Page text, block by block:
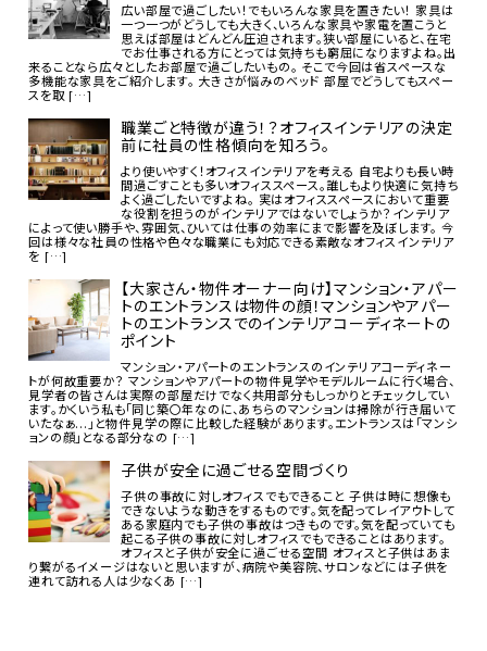
広い部屋で過ごしたい！でもいろんな家具を置きたい！ 家具は
一つ一つがどうしても大きく、いろんな家具や家電を置こうと
思えば部屋はどんどん圧迫されます。狭い部屋にいると、在宅
でお仕事される方にとっては気持ちも窮屈になりますよね。出
来ることなら広々としたお部屋で過ごしたいもの。 そこで今回は省スペースな
多機能な家具をご紹介します。 大きさが悩みのベッド 部屋でどうしてもスペー
スを取 […]
職業ごと特徴が違う！？オフィスインテリアの決定
前に社員の性格傾向を知ろう。
より使いやすく！オフィスインテリアを考える 自宅よりも長い時
間過ごすことも多いオフィススペース。誰しもより快適に気持ち
よく過ごしたいですよね。 実はオフィススペースにおいて重要
な役割を担うのがインテリアではないでしょうか？インテリア
によって使い勝手や、雰囲気、ひいては仕事の効率にまで影響を及ぼします。 今
回は様々な社員の性格や色々な職業にも対応できる素敵なオフィスインテリア
を […]
【大家さん・物件オーナー向け】マンション・アパー
トのエントランスは物件の顔！マンションやアパー
トのエントランスでのインテリアコーディネートの
ポイント
マンション・アパートのエントランスのインテリアコーディネー
トが何故重要か？ マンションやアパートの物件見学やモデルルームに行く場合、
見学者の皆さんは実際の部屋だけでなく共用部分もしっかりとチェックしてい
ます。かくいう私も「同じ築〇年なのに、あちらのマンションは掃除が行き届いて
いたなぁ...」と物件見学の際に比較した経験があります。エントランスは「マンシ
ョンの顔」となる部分なの […]
子供が安全に過ごせる空間づくり
子供の事故に対しオフィスでもできること 子供は時に想像も
できないような動きをするものです。気を配ってレイアウトして
ある家庭内でも子供の事故はつきものです。気を配っていても
起こる子供の事故に対しオフィスでもできることはあります。
オフィスと子供が安全に過ごせる空間 オフィスと子供はあま
り繋がるイメージはないと思いますが、病院や美容院、サロンなどには子供を
連れて訪れる人は少なくあ […]